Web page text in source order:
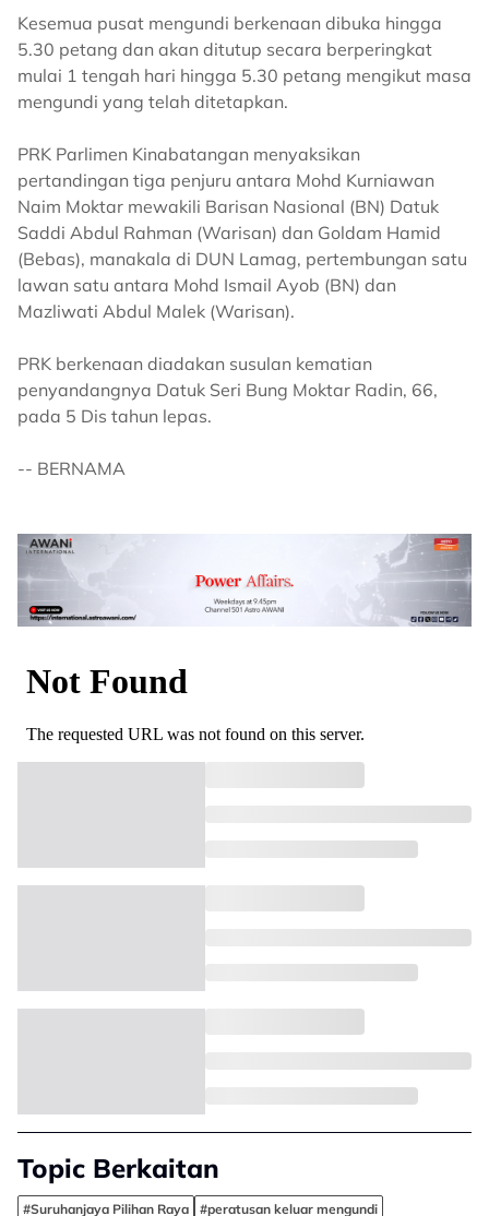
Kesemua pusat mengundi berkenaan dibuka hingga
5.30 petang dan akan ditutup secara berperingkat
mulai 1 tengah hari hingga 5.30 petang mengikut masa
mengundi yang telah ditetapkan.
PRK Parlimen Kinabatangan menyaksikan
pertandingan tiga penjuru antara Mohd Kurniawan
Naim Moktar mewakili Barisan Nasional (BN) Datuk
Saddi Abdul Rahman (Warisan) dan Goldam Hamid
(Bebas), manakala di DUN Lamag, pertembungan satu
lawan satu antara Mohd Ismail Ayob (BN) dan
Mazliwati Abdul Malek (Warisan).
PRK berkenaan diadakan susulan kematian
penyandangnya Datuk Seri Bung Moktar Radin, 66,
pada 5 Dis tahun lepas.
-- BERNAMA
Topic Berkaitan
#Suruhanjaya Pilihan Raya #peratusan keluar mengundi